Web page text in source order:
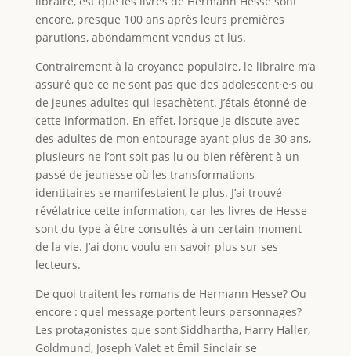
encore, presque 100 ans après leurs premières
parutions, abondamment vendus et lus.
Contrairement à la croyance populaire, le libraire m’a
assuré que ce ne sont pas que des adolescent·e·s ou
de jeunes adultes qui lesachètent. J’étais étonné de
cette information. En effet, lorsque je discute avec
des adultes de mon entourage ayant plus de 30 ans,
plusieurs ne l’ont soit pas lu ou bien réfèrent à un
passé de jeunesse où les transformations
identitaires se manifestaient le plus. J’ai trouvé
révélatrice cette information, car les livres de Hesse
sont du type à être consultés à un certain moment
de la vie. J’ai donc voulu en savoir plus sur ses
lecteurs.
De quoi traitent les romans de Hermann Hesse? Ou
encore : quel message portent leurs personnages?
Les protagonistes que sont Siddhartha, Harry Haller,
Goldmund, Joseph Valet et Émil Sinclair se